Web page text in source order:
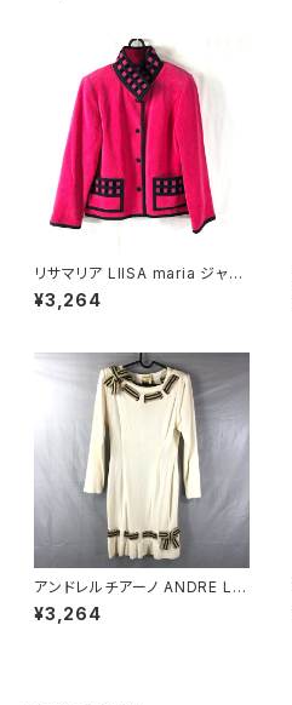
リサマリア LIISA maria ジャケ
ット 裏地花柄 綿 肩パット ピン
ク 900697
¥3,264
アンドレルチアーノ ANDRE LU
CIANO ワンピース ニット 長袖
リボンベルト ボーダー 肩パッド
¥3,264